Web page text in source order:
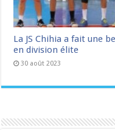
La JS Chihia a fait une
en division élite
30 août 2023